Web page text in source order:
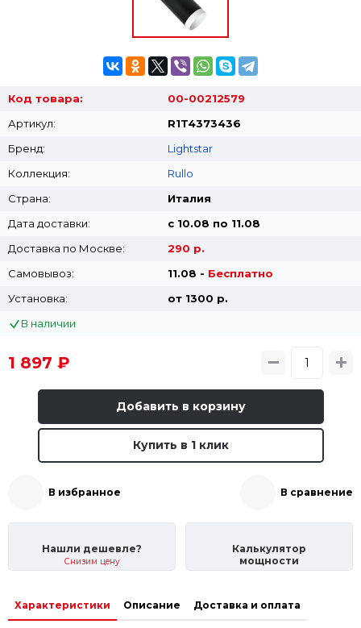
Код товара:
00-00212579
Артикул:
R1T4373436
Бренд:
Lightstar
Коллекция:
Rullo
Страна:
Италия
Дата доставки:
с 10.08 по 11.08
Доставка по Москве:
290 р.
Самовывоз:
11.08 - Бесплатно
Установка:
от 1300 p.
В наличии
1 897 ₽
Добавить в корзину
Купить в 1 клик
В избранное В сравнение
Нашли дешевле?
Снизим цену
Калькулятор
мощности
Характеристики Описание Доставка и оплата